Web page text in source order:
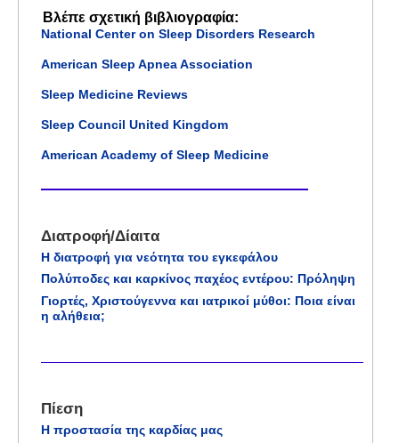
Βλέπε σχετική βιβλιογραφία:
National Center on Sleep Disorders Research
American Sleep Apnea Association
Sleep Medicine Reviews
Sleep Council United Kingdom
American Academy of Sleep Medicine
Διατροφή/Δίαιτα
Η διατροφή για νεότητα του εγκεφάλου
Πολύποδες και καρκίνος παχέος εντέρου: Πρόληψη
Γιορτές, Χριστούγεννα και ιατρικοί μύθοι: Ποια είναι
η αλήθεια;
Πίεση
Η προστασία της καρδίας μας